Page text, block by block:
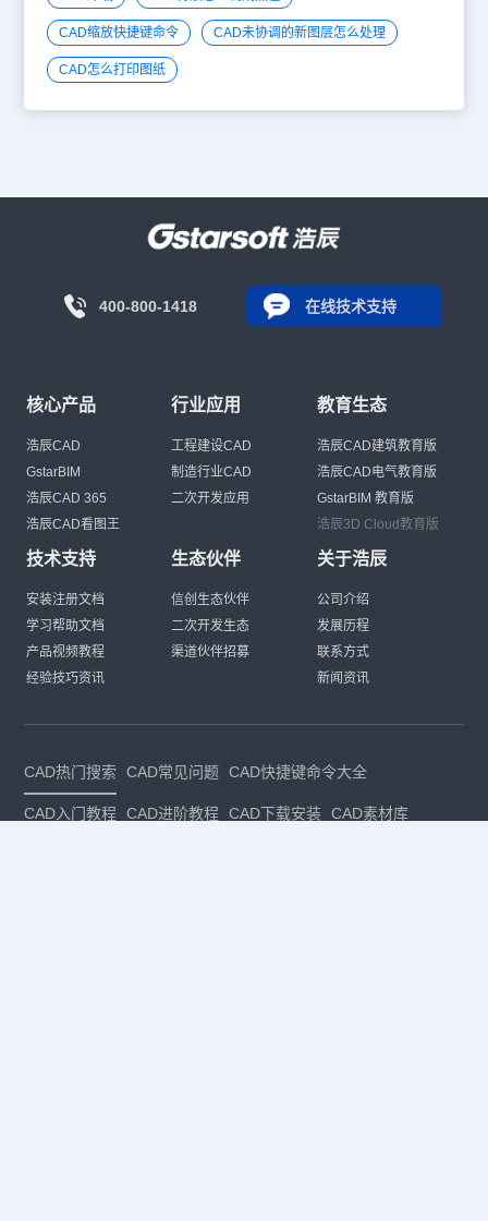
CAD缩放快捷键命令 CAD未协调的新图层怎么处理
CAD怎么打印图纸
400-800-1418 在线技术支持
核心产品
浩辰CAD
GstarBIM
浩辰CAD 365
浩辰CAD看图王
行业应用
工程建设CAD
制造行业CAD
二次开发应用
教育生态
浩辰CAD建筑教育版
浩辰CAD电气教育版
GstarBIM 教育版
浩辰3D Cloud教育版
技术支持
安装注册文档
学习帮助文档
产品视频教程
经验技巧资讯
生态伙伴
信创生态伙伴
二次开发生态
渠道伙伴招募
关于浩辰
公司介绍
发展历程
联系方式
新闻资讯
CAD热门搜索 CAD常见问题 CAD快捷键命令大全
CAD入门教程 CAD进阶教程 CAD下载安装 CAD素材库